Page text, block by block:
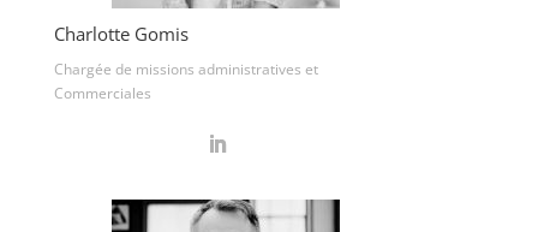
Charlotte Gomis
Chargée de missions administratives et
Commerciales